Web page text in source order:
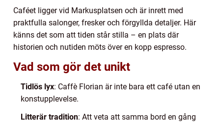
Caféet ligger vid Markusplatsen och är inrett med
praktfulla salonger, fresker och förgyllda detaljer. Här
känns det som att tiden står stilla – en plats där
historien och nutiden möts över en kopp espresso.
Vad som gör det unikt
Tidlös lyx: Caffè Florian är inte bara ett café utan en
konstupplevelse.
Litterär tradition: Att veta att samma bord en gång